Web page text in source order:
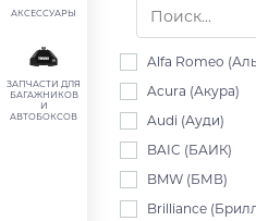
АКСЕССУАРЫ
ЗАПЧАСТИ ДЛЯ
БАГАЖНИКОВ
И
АВТОБОКСОВ
Alfa Romeo
Acura (Акура)
Audi (Ауди)
BAIC (БАИК)
BMW (БМВ)
Brilliance